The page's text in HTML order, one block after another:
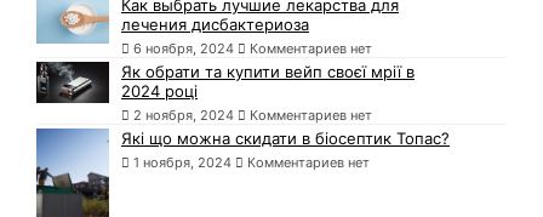
Как выбрать лучшие лекарства для
лечения дисбактериоза
6 ноября, 2024 Комментариев нет
Як обрати та купити вейп своєї мрії в
2024 році
2 ноября, 2024 Комментариев нет
Які що можна скидати в біосептик Топас?
1 ноября, 2024 Комментариев нет